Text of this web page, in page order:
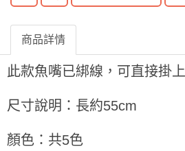
商品詳情
此款魚嘴已綁線，可直接掛上
尺寸說明：長約55cm
顏色： 共5色